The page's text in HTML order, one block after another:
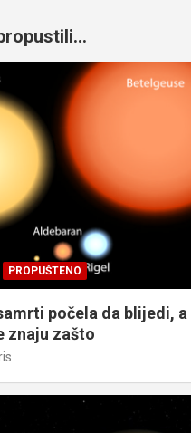
PROPUŠTENO
počela da blijedi, a
znaju zašto